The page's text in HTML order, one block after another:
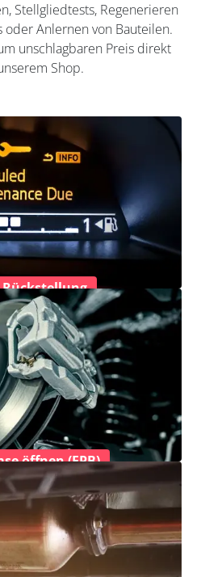
Stellgliedtests, Regenerieren
Anlernen von Bauteilen.
unschlagbaren Preis direkt
Shop.
Rückstellung
öffnen (EPB)